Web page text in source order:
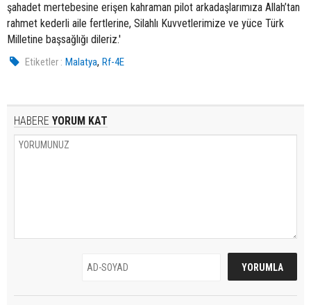
şahadet mertebesine erişen kahraman pilot arkadaşlarımıza Allah’tan
rahmet kederli aile fertlerine, Silahlı Kuvvetlerimize ve yüce Türk
Milletine başsağlığı dileriz.'
Etiketler : Malatya,Rf-4E
HABERE YORUM KAT